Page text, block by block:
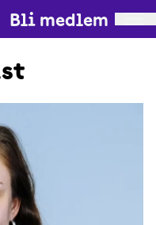
Bli medlem